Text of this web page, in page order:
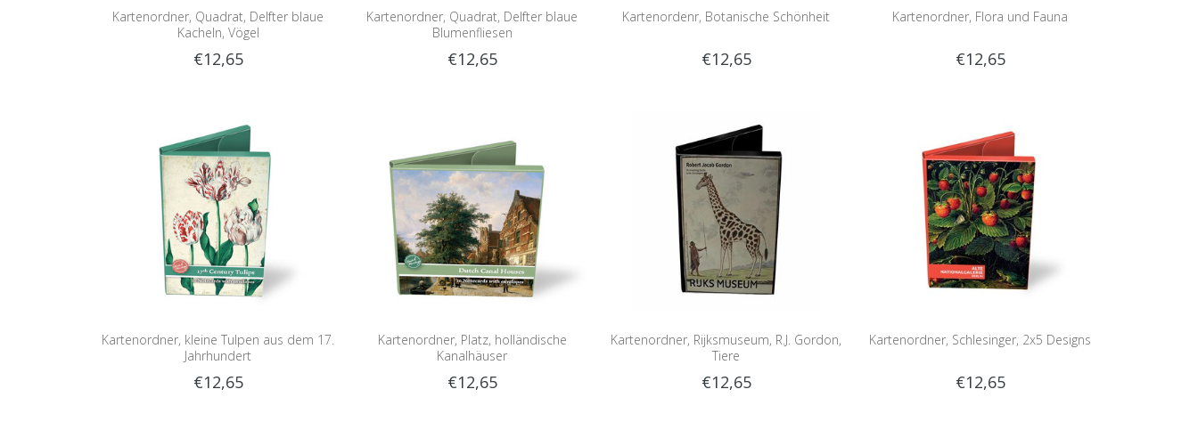
Kartenordner, Quadrat, Delfter blaue
Kacheln, Vögel
€12,65
Kartenordner, Quadrat, Delfter blaue
Blumenfliesen
€12,65
Kartenordenr, Botanische Schönheit
€12,65
Kartenordner, Flora und Fauna
€12,65
Kartenordner, kleine Tulpen aus dem 17.
Jahrhundert
€12,65
Kartenordner, Platz, holländische
Kanalhäuser
€12,65
Kartenordner, Rijksmuseum, R.J. Gordon,
Tiere
€12,65
Kartenordner, Schlesinger, 2x5 Designs
€12,65